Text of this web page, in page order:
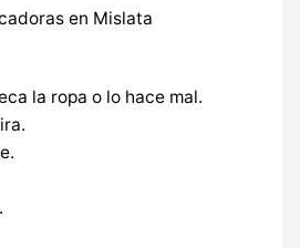
la ropa o lo hace mal.